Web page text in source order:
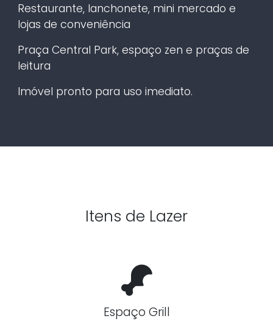
Restaurante, lanchonete, mini mercado e
lojas de conveniência
Praça Central Park, espaço zen e praças de
leitura
Imóvel pronto para uso imediato.
Itens de Lazer
Espaço Grill